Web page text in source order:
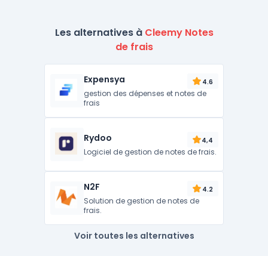
Les alternatives à Cleemy Notes
de frais
Expensya 4.6
gestion des dépenses et notes de
frais
Rydoo 4,4
Logiciel de gestion de notes de frais.
N2F 4.2
Solution de gestion de notes de
frais.
Voir toutes les alternatives